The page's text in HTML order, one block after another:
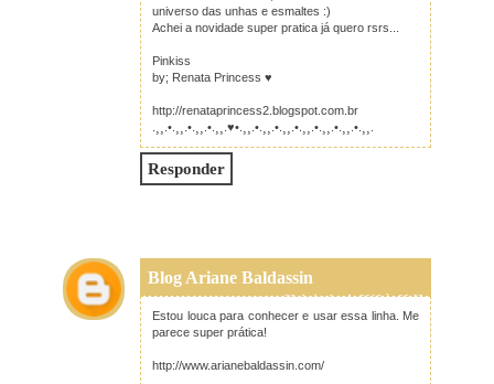
universo das unhas e esmaltes :)
Achei a novidade super pratica já quero rsrs...
Pinkiss
by; Renata Princess ♥
http://renataprincess2.blogspot.com.br
.¸¸.•.¸¸.•.¸¸.•.¸¸.♥•.¸¸.•.¸¸.•.¸¸.•.¸¸.•.¸¸.•.¸¸.•.¸¸.
Responder
Blog Ariane Baldassin
22 de junho de 2016 às 00:02
Estou louca para conhecer e usar essa linha. Me
parece super prática!
http://www.arianebaldassin.com/